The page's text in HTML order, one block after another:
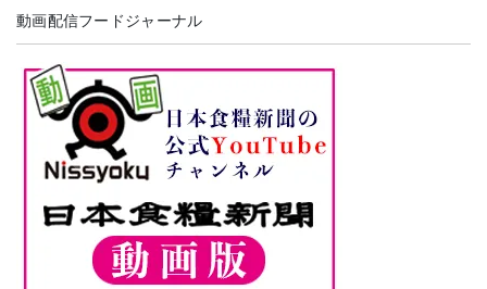
動画配信フードジャーナル